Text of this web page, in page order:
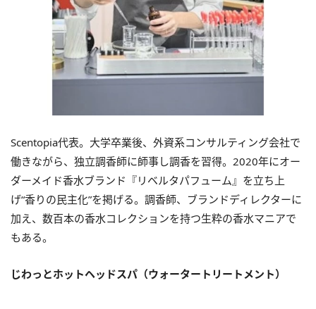
Scentopia代表。大学卒業後、外資系コンサルティング会社で
働きながら、独立調香師に師事し調香を習得。2020年にオー
ダーメイド香水ブランド『リベルタパフューム』を立ち上
げ“香りの民主化”を掲げる。調香師、ブランドディレクターに
加え、数百本の香水コレクションを持つ生粋の香水マニアで
もある。
じわっとホットヘッドスパ（ウォータートリートメント）